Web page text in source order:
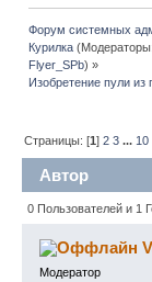
Форум системных
Курилка
Flyer_SPb) »
Изобретение пули из
Страницы: [1]2 3 ... 10
Автор
говна в
0 Пользователей и 1
Модератор